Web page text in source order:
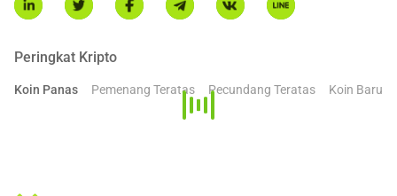
Peringkat Kripto
Koin Panas Pemenang Teratas Pecundang Teratas Koin Baru